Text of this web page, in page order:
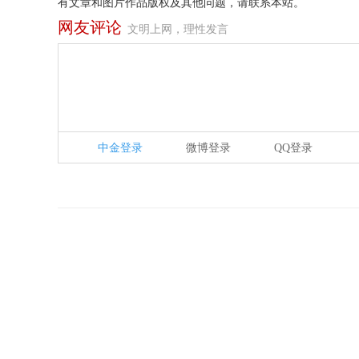
有文章和图片作品版权及其他问题，请联系本站。
网友评论 文明上网，理性发言
中金登录 微博登录 QQ登录